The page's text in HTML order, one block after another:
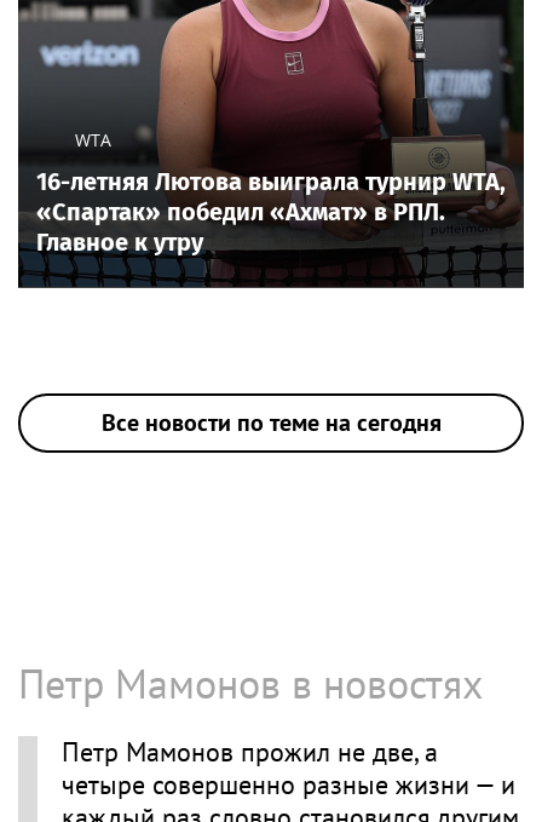
WTA
16-летняя Лютова выиграла турнир WTA,
«Спартак» победил «Ахмат» в РПЛ.
Главное к утру
Все новости по теме на сегодня
Петр Мамонов в новостях
Петр Мамонов прожил не две, а
четыре совершенно разные жизни — и